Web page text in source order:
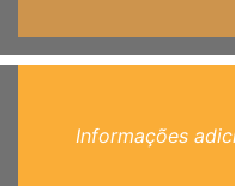
Informações